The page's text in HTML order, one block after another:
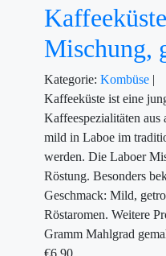
Mischung,
Kategorie: Kombüse |
Kaffeeküste ist eine
Kaffeespezialitäten
mild in Laboe im
werden. Die Laboer
Röstung. Besonders
Geschmack: Mild,
Röstaromen. Weitere
Gramm Mahlgrad
€6.90